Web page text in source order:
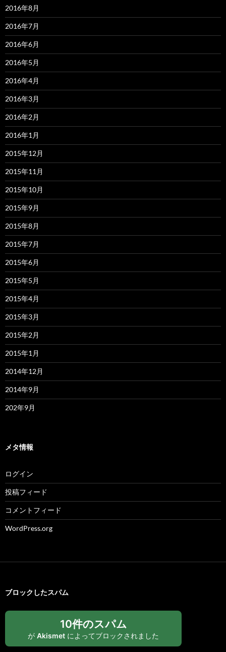
2016年8月
2016年7月
2016年6月
2016年5月
2016年4月
2016年3月
2016年2月
2016年1月
2015年12月
2015年11月
2015年10月
2015年9月
2015年8月
2015年7月
2015年6月
2015年5月
2015年4月
2015年3月
2015年2月
2015年1月
2014年12月
2014年9月
202年9月
メタ情報
ログイン
投稿フィード
コメントフィード
WordPress.org
ブロックしたスパム
10件のスパム
が Akismet によってブロックされました